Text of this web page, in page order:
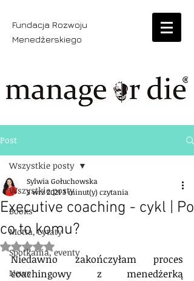
Fundacja Rozwoju
Menedżerskiego
Post
Wszystkie posty
Books
Motta, cytaty
Spotkania, eventy
News
Wszystkie posty
Executive coaching - cykl | Po
co to komu?
Sylwia Gołuchowska
3 wrz 20213 minut(y) czytania
Oceniono na NaN z 5 gwiazdek.
Niedawno zakończyłam proces
coachingowy z menedżerką